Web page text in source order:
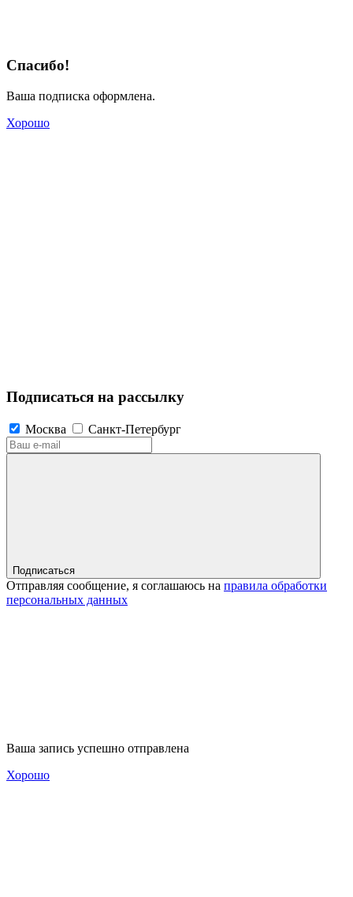
Спасибо!
Ваша подписка оформлена.
Хорошо
Подписаться на рассылку
Москва Санкт-Петербург
Подписаться
Отправляя сообщение, я соглашаюсь на правила обработки
персональных данных
Ваша запись успешно отправлена
Хорошо